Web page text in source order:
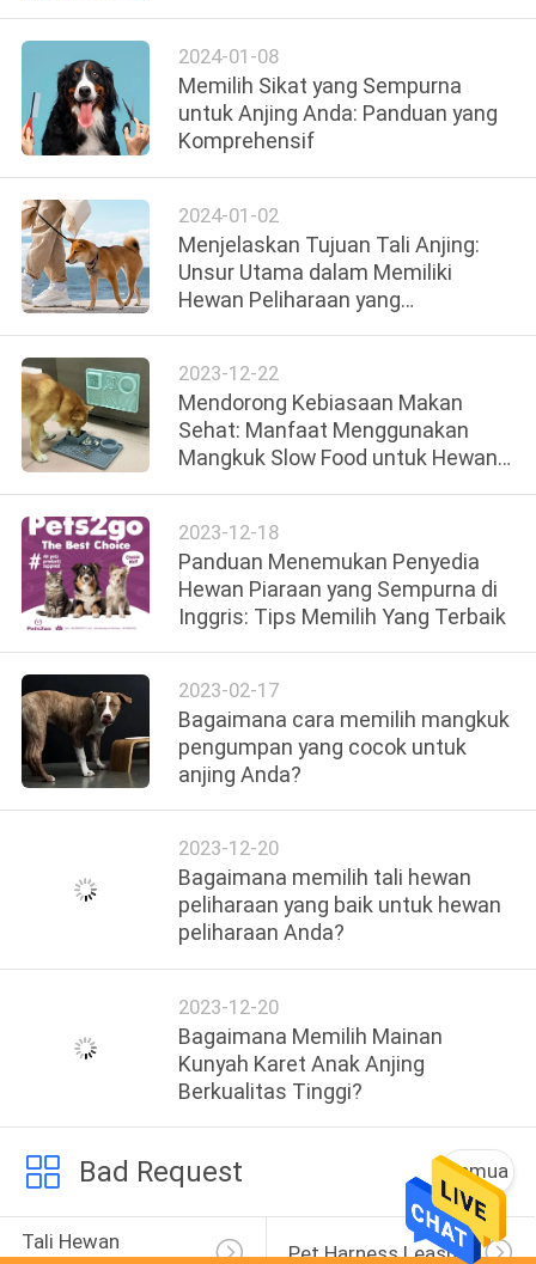
PRIVACY
POLICY
2024-01-08
Memilih Sikat yang Sempurna
untuk Anjing Anda: Panduan yang
Komprehensif
2024-01-02
Menjelaskan Tujuan Tali Anjing:
Unsur Utama dalam Memiliki
Hewan Peliharaan yang
2023-12-22
Mendorong Kebiasaan Makan
Sehat: Manfaat Menggunakan
Mangkuk Slow Food untuk Hewan
2023-12-18
Panduan Menemukan Penyedia
Hewan Piaraan yang Sempurna di
Inggris: Tips Memilih Yang Terbaik
2023-02-17
Bagaimana cara memilih mangkuk
pengumpan yang cocok untuk
anjing Anda?
2023-12-20
Bagaimana memilih tali hewan
peliharaan yang baik untuk hewan
peliharaan Anda?
2023-12-20
Bagaimana Memilih Mainan
Kunyah Karet Anak Anjing
Berkualitas Tinggi?
Bad Request Semua
Tali Hewan
Pet Harness Leash